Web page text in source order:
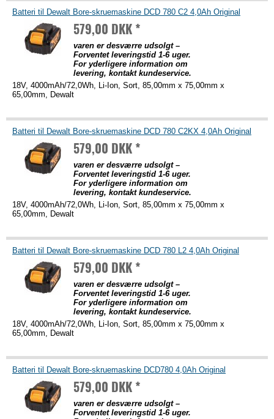
Batteri til Dewalt Bore-skruemaskine DCD 780 C2 4,0Ah Original
579,00 DKK *
varen er desværre udsolgt –
Forventet leveringstid 1-6 uger.
For yderligere information om
levering, kontakt kundeservice.
18V, 4000mAh/72,0Wh, Li-Ion, Sort, 85,00mm x 75,00mm x
65,00mm, Dewalt
Batteri til Dewalt Bore-skruemaskine DCD 780 C2KX 4,0Ah Original
579,00 DKK *
varen er desværre udsolgt –
Forventet leveringstid 1-6 uger.
For yderligere information om
levering, kontakt kundeservice.
18V, 4000mAh/72,0Wh, Li-Ion, Sort, 85,00mm x 75,00mm x
65,00mm, Dewalt
Batteri til Dewalt Bore-skruemaskine DCD 780 L2 4,0Ah Original
579,00 DKK *
varen er desværre udsolgt –
Forventet leveringstid 1-6 uger.
For yderligere information om
levering, kontakt kundeservice.
18V, 4000mAh/72,0Wh, Li-Ion, Sort, 85,00mm x 75,00mm x
65,00mm, Dewalt
Batteri til Dewalt Bore-skruemaskine DCD780 4,0Ah Original
579,00 DKK *
varen er desværre udsolgt –
Forventet leveringstid 1-6 uger.